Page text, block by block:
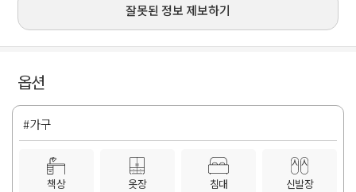
잘못된 정보 제보하기
옵션
#가구
책상 옷장 침대 신발장